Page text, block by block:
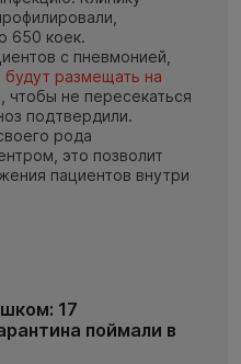
650 коек.
с пневмонией,
будут размещать на
, чтобы не пересекаться
подтвердили.
рода
это позволит
пациентов внутри
17
поймали в